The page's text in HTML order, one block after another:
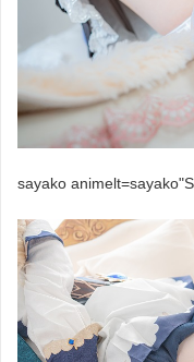
sayako animelt=sayako